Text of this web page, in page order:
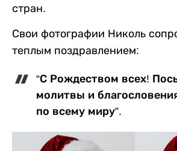
стран.
Свои фотографии Николь
теплым поздравлением:
“С Рождеством всех!
молитвы и
по всему миру”.